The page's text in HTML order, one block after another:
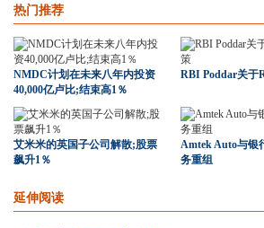
热门推荐
NMDC计划在未来八年内投资
40,000亿卢比;结束高1％
RBI Poddar关于
艾米米的英国子公司解散;股票
飙升1％
Amtek Auto与银
务重组
延伸阅读